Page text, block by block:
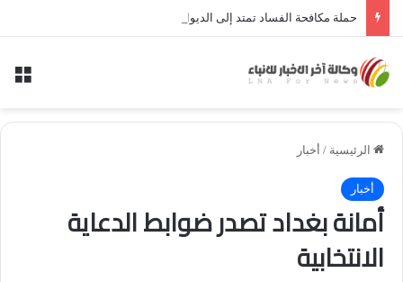
الرئيسية / أخبار
أخبار
أمانة بغداد تصدر ضوابط الدعاية
الانتخابية